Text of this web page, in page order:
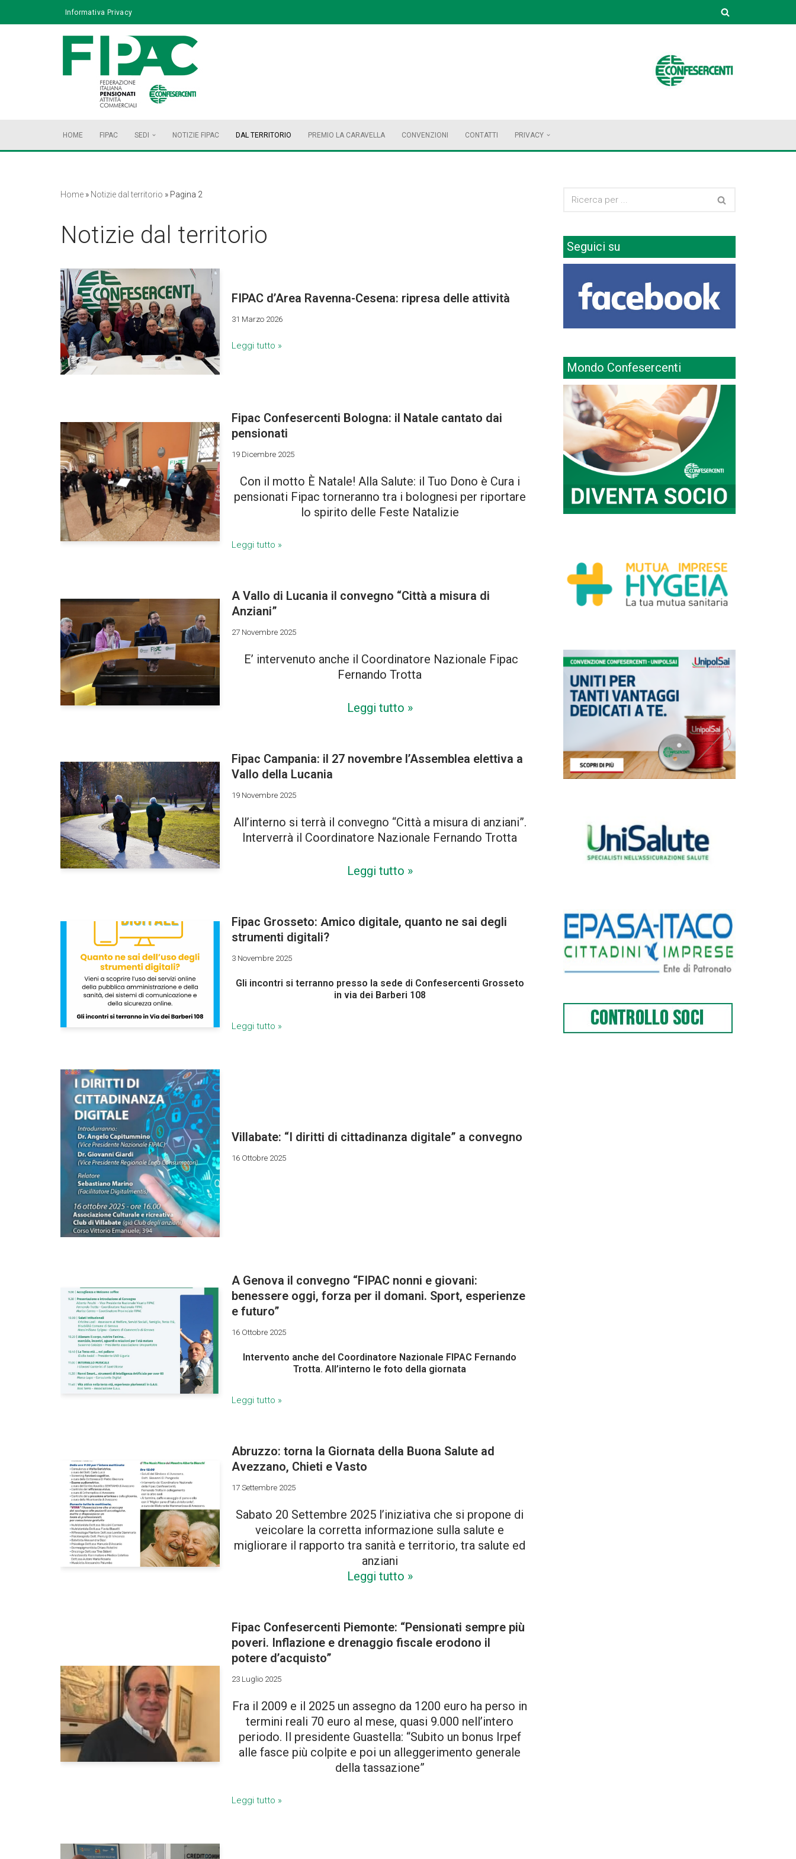
Informativa Privacy
HOME FIPAC SEDI NOTIZIE FIPAC DAL TERRITORIO PREMIO LA CARAVELLA CONVENZIONI CONTATTI PRIVACY
Home » Notizie dal territorio » Pagina 2
Notizie dal territorio
FIPAC d’Area Ravenna-Cesena: ripresa delle attività
31 Marzo 2026
Leggi tutto »
Fipac Confesercenti Bologna: il Natale cantato dai
pensionati
19 Dicembre 2025
Con il motto È Natale! Alla Salute: il Tuo Dono è Cura i
pensionati Fipac torneranno tra i bolognesi per riportare
lo spirito delle Feste Natalizie
Leggi tutto »
A Vallo di Lucania il convegno “Città a misura di
Anziani”
27 Novembre 2025
E’ intervenuto anche il Coordinatore Nazionale Fipac
Fernando Trotta
Leggi tutto »
Fipac Campania: il 27 novembre l’Assemblea elettiva a
Vallo della Lucania
19 Novembre 2025
All’interno si terrà il convegno “Città a misura di anziani”.
Interverrà il Coordinatore Nazionale Fernando Trotta
Leggi tutto »
Fipac Grosseto: Amico digitale, quanto ne sai degli
strumenti digitali?
3 Novembre 2025
Gli incontri si terranno presso la sede di Confesercenti Grosseto
in via dei Barberi 108
Leggi tutto »
Villabate: “I diritti di cittadinanza digitale” a convegno
16 Ottobre 2025
A Genova il convegno “FIPAC nonni e giovani:
benessere oggi, forza per il domani. Sport, esperienze
e futuro”
16 Ottobre 2025
Intervento anche del Coordinatore Nazionale FIPAC Fernando
Trotta. All’interno le foto della giornata
Leggi tutto »
Abruzzo: torna la Giornata della Buona Salute ad
Avezzano, Chieti e Vasto
17 Settembre 2025
Sabato 20 Settembre 2025 l’iniziativa che si propone di
veicolare la corretta informazione sulla salute e
migliorare il rapporto tra sanità e territorio, tra salute ed
anziani
Leggi tutto »
Fipac Confesercenti Piemonte: “Pensionati sempre più
poveri. Inflazione e drenaggio fiscale erodono il
potere d’acquisto”
23 Luglio 2025
Fra il 2009 e il 2025 un assegno da 1200 euro ha perso in
termini reali 70 euro al mese, quasi 9.000 nell’intero
periodo. Il presidente Guastella: “Subito un bonus Irpef
alle fasce più colpite e poi un alleggerimento generale
della tassazione”
Leggi tutto »
Seguici su
Mondo Confesercenti